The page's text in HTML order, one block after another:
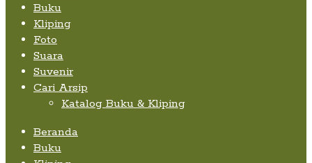
Buku
Kliping
Foto
Suara
Suvenir
Cari Arsip
Katalog Buku & Kliping
Beranda
Buku